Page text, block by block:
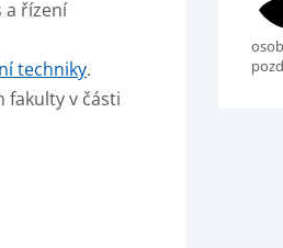
a řízení
techniky.
fakulty v části